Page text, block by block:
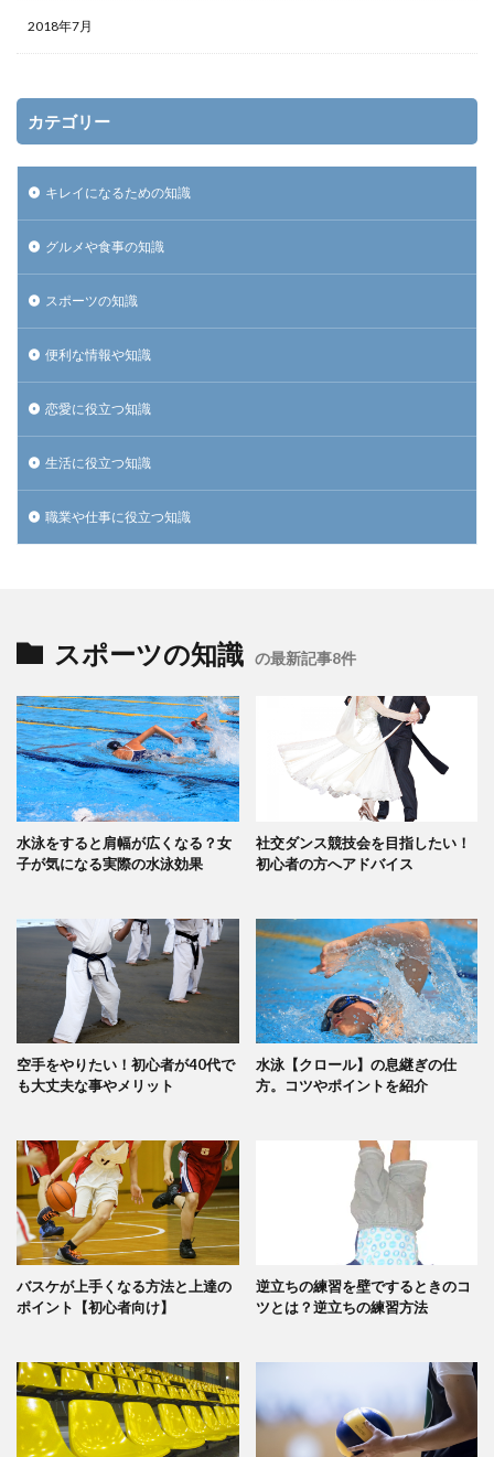
2018年7月
カテゴリー
キレイになるための知識
グルメや食事の知識
スポーツの知識
便利な情報や知識
恋愛に役立つ知識
生活に役立つ知識
職業や仕事に役立つ知識
スポーツの知識 の最新記事8件
水泳をすると肩幅が広くなる？女
子が気になる実際の水泳効果
社交ダンス競技会を目指したい！
初心者の方へアドバイス
空手をやりたい！初心者が40代で
も大丈夫な事やメリット
水泳【クロール】の息継ぎの仕
方。コツやポイントを紹介
バスケが上手くなる方法と上達の
ポイント【初心者向け】
逆立ちの練習を壁でするときのコ
ツとは？逆立ちの練習方法